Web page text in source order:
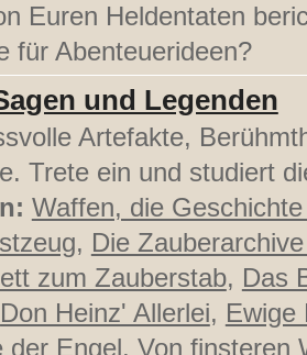
Euren Heldentaten
für Abenteuerideen?
und Legenden
Artefakte,
Trete ein und studiert
Waffen, die
, Die
zum Zauberstab, Das
Don Heinz' Allerlei, Ewige
der Engel, Von finsteren